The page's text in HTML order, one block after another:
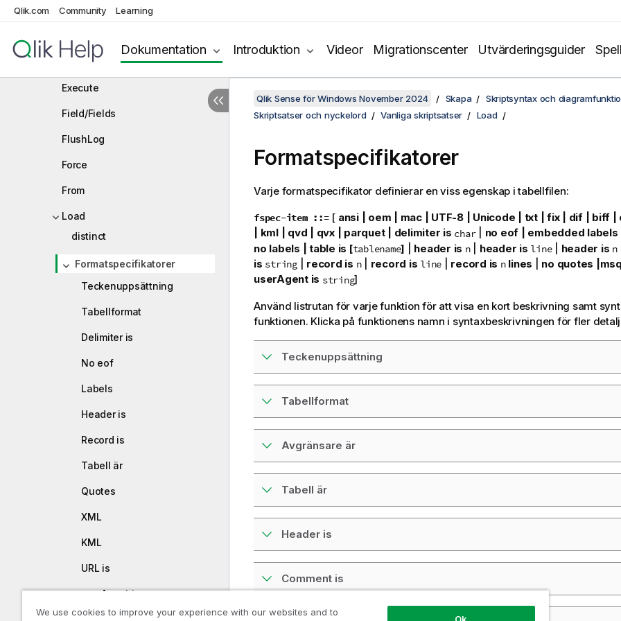
Qlik.com Community Learning
Dokumentation Introduktion Videor Migrationscenter Utvärderingsguider
Disconnect
Drop table
Execute
Field/Fields
FlushLog
Force
From
Load
distinct
Formatspecifikatorer
Teckenuppsättning
Tabellformat
Delimiter is
No eof
Labels
Header is
Record is
Tabell är
Quotes
XML
KML
URL is
userAgent is
Qlik Sense för Windows November 2024 Skapa
Skriptsyntax och
Skriptsatser och nyckelord
Vanliga skriptsatser Load
Formatspecifikatorer
Varje formatspecifikator definierar en viss egenskap i tabellfilen:
fspec-item ::=[ ansi | oem | mac | UTF-8 | Unicode | txt | fix | dif | biff |
kml | qvd | qvx | parquet | delimiter is char| no eof | embedded
no labels | table is [tablename] header is n| header is line| header is n
is string| record is n| record is line record is n lines
no quotes
userAgent is string]
Använd listrutan för varje funktion för att visa en kort beskrivning samt
funktionen. Klicka på funktionens namn i syntaxbeskrivningen för fler
Teckenuppsättning
Tabellformat
Avgränsare är
Tabell är
Header is
Comment is
We use cookies to improve your experience with our websites and to